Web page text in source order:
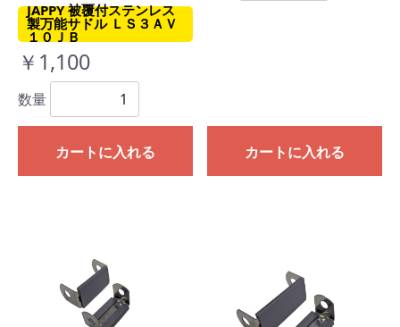
JAPPY 被覆付ステンレス
製万能サドル ＬＳ３ＡＶ
１０ＪＢ
￥1,100
数量
カートに入れる カートに入れる